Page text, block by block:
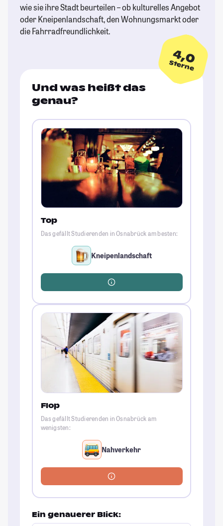
wie sie ihre Stadt beurteilen – ob kulturelles Angebot
oder Kneipenlandschaft, den Wohnungsmarkt oder
die Fahrradfreundlichkeit.
4,0
Sterne
Und was heißt das
genau?
Top
Das gefällt Studierenden in Osnabrück am besten:
Kneipenlandschaft
Flop
Das gefällt Studierenden in Osnabrück am
wenigsten:
Nahverkehr
Ein genauerer Blick: